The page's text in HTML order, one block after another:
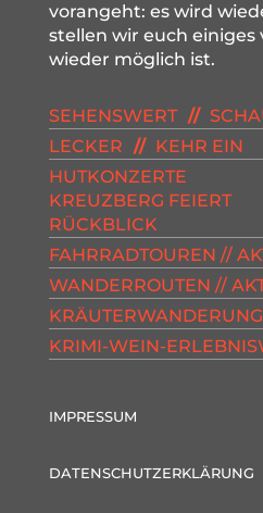
vorangeht: es wird
stellen wir euch einiges
wieder möglich ist.
SEHENSWERT//
LECKER // KEHR EIN
HUTKONZERTE
KREUZBERG FEIERT
RÜCKBLICK
FAHRRADTOUREN //
WANDERROUTEN //
KRIMI-WEIN-
IMPRESSUM
DATENSCHUTZERKLÄRUNG